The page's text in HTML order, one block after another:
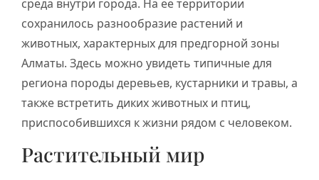
среда внутри города. На ее территории
сохранилось разнообразие растений и
животных, характерных для предгорной зоны
Алматы. Здесь можно увидеть типичные для
региона породы деревьев, кустарники и травы, а
также встретить диких животных и птиц,
приспособившихся к жизни рядом с человеком.
Растительный мир